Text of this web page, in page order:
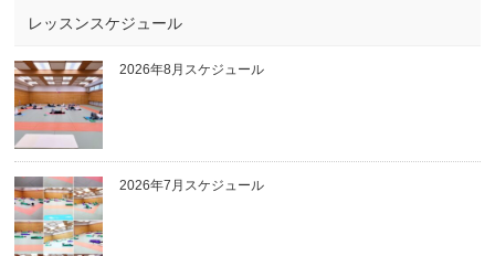
レッスンスケジュール
2026年8月スケジュール
2026年7月スケジュール